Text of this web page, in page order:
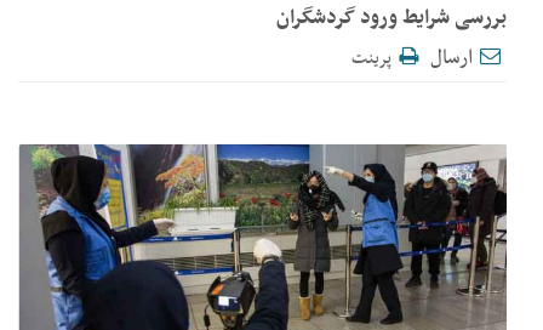
بررسی شرایط ورود گردشگران
ارسال
پرینت